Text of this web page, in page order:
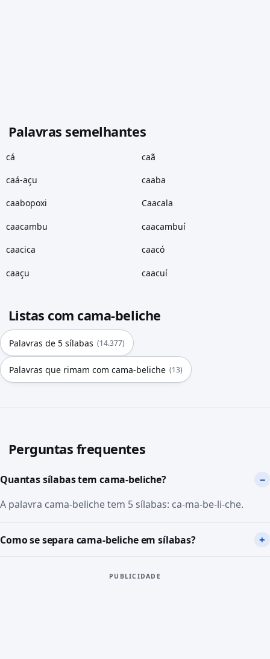
Palavras semelhantes
cá caã
caá-açu caaba
caabopoxi Caacala
caacambu caacambuí
caacica caacó
caaçu caacuí
Listas com cama-beliche
Palavras de 5 sílabas (14.377)
Palavras que rimam com cama-beliche (13)
Perguntas frequentes
Quantas sílabas tem cama-beliche?
A palavra cama-beliche tem 5 sílabas: ca-ma-be-li-che.
Como se separa cama-beliche em sílabas?
PUBLICIDADE